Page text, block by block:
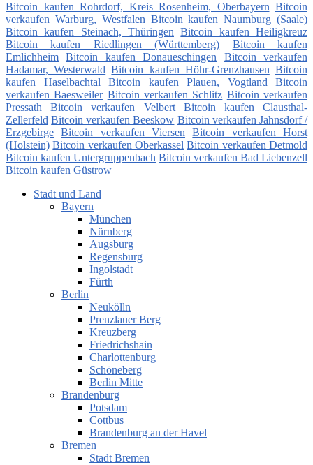
Bitcoin kaufen Rohrdorf, Kreis Rosenheim, Oberbayern Bitcoin
verkaufen Warburg, Westfalen Bitcoin kaufen Naumburg (Saale)
Bitcoin kaufen Steinach, Thüringen
Bitcoin kaufen Heiligkreuz
Bitcoin kaufen Riedlingen (Württemberg)
Bitcoin kaufen
Emlichheim
Bitcoin kaufen Donaueschingen
Bitcoin verkaufen
Hadamar, Westerwald Bitcoin kaufen Höhr-Grenzhausen Bitcoin
kaufen Haselbachtal
Bitcoin kaufen Plauen, Vogtland
Bitcoin
verkaufen Baesweiler Bitcoin verkaufen Schlitz Bitcoin verkaufen
Pressath
Bitcoin verkaufen Velbert
Bitcoin kaufen Clausthal-
Zellerfeld Bitcoin verkaufen Beeskow Bitcoin verkaufen Jahnsdorf /
Erzgebirge
Bitcoin verkaufen Viersen
Bitcoin verkaufen Horst
(Holstein) Bitcoin verkaufen Oberkassel Bitcoin verkaufen Detmold
Bitcoin kaufen Untergruppenbach Bitcoin verkaufen Bad Liebenzell
Bitcoin kaufen Güstrow
Stadt und Land
Bayern
München
Nürnberg
Augsburg
Regensburg
Ingolstadt
Fürth
Berlin
Neukölln
Prenzlauer Berg
Kreuzberg
Friedrichshain
Charlottenburg
Schöneberg
Berlin Mitte
Brandenburg
Potsdam
Cottbus
Brandenburg an der Havel
Bremen
Stadt Bremen